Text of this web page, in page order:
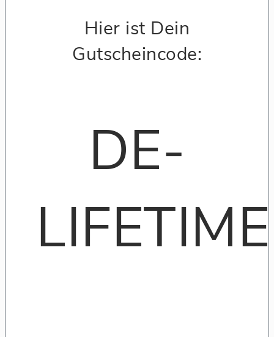
Hier ist Dein
Gutscheincode:
DE-
LIFETIME